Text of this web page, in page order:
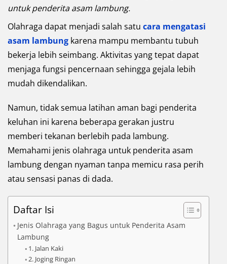
untuk penderita asam lambung.
Olahraga dapat menjadi salah satu cara mengatasi
asam lambung karena mampu membantu tubuh
bekerja lebih seimbang. Aktivitas yang tepat dapat
menjaga fungsi pencernaan sehingga gejala lebih
mudah dikendalikan.
Namun, tidak semua latihan aman bagi penderita
keluhan ini karena beberapa gerakan justru
memberi tekanan berlebih pada lambung.
Memahami jenis olahraga untuk penderita asam
lambung dengan nyaman tanpa memicu rasa perih
atau sensasi panas di dada.
Daftar Isi
Jenis Olahraga yang Bagus untuk Penderita Asam
Lambung
1. Jalan Kaki
2. Joging Ringan